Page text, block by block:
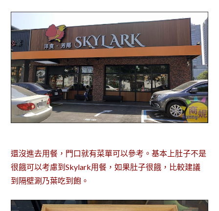
還沒進去用餐，門口就有菜單可以參考。基本上肚子不是
很餓可以考慮到Skylark用餐，如果肚子很餓，比較建議
到隔壁涮乃葉吃到飽。